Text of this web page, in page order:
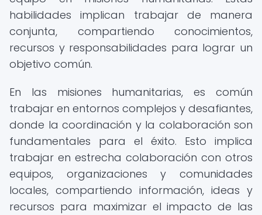
habilidades implican trabajar de manera
conjunta, compartiendo conocimientos,
recursos y responsabilidades para lograr un
objetivo común.
En las misiones humanitarias, es común
trabajar en entornos complejos y desafiantes,
donde la coordinación y la colaboración son
fundamentales para el éxito. Esto implica
trabajar en estrecha colaboración con otros
equipos, organizaciones y comunidades
locales, compartiendo información, ideas y
recursos para maximizar el impacto de las